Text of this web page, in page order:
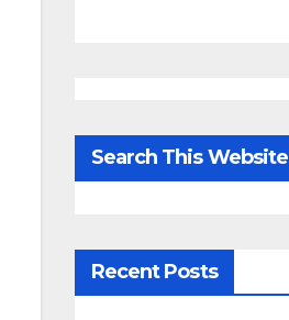
Search This Website
Recent Posts